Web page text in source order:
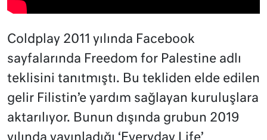
Coldplay 2011 yılında Facebook
sayfalarında Freedom for Palestine adlı
teklisini tanıtmıştı. Bu tekliden elde edilen
gelir Filistin’e yardım sağlayan kuruluşlara
aktarılıyor. Bunun dışında grubun 2019